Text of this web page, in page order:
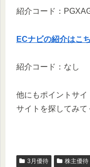
紹介コード：
ECナビの紹介はこ
紹介コード：なし
他にもポイントサ
サイトを探してみて
3月優待 株主優待